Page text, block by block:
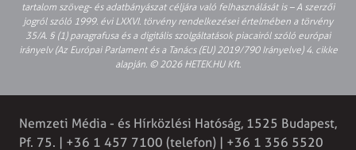
tartalom szöveg- és adatbányászat céljára való felhasználását is – A szerzői
jogról szóló 1999. évi LXXVI. törvény rendelkezései értelmében a törvény
35/A. § (1) paragrafusa és a digitális szolgáltatások piacairól szóló európai
irányelv (Az Európai Parlament és a Tanács (EU) 2019/790 Irányelve) 4. cikke
alapján. © 2026 HETEK.HU Kft.
Nemzeti Média - és Hírközlési Hatóság, 1525 Budapest,
Pf. 75. | +36 1 457 7100 (telefon) | +36 1 356 5520